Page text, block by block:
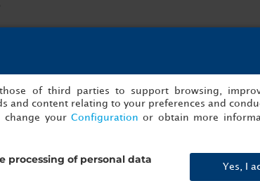
frontal
espacios art déco, que lo convierten en el
reserva directamente en nh-hotels.com/es
,
of third parties to support browsing,
and content relating to your preferences and
change your Configuration or obtain more
processing of personal data
Yes, I